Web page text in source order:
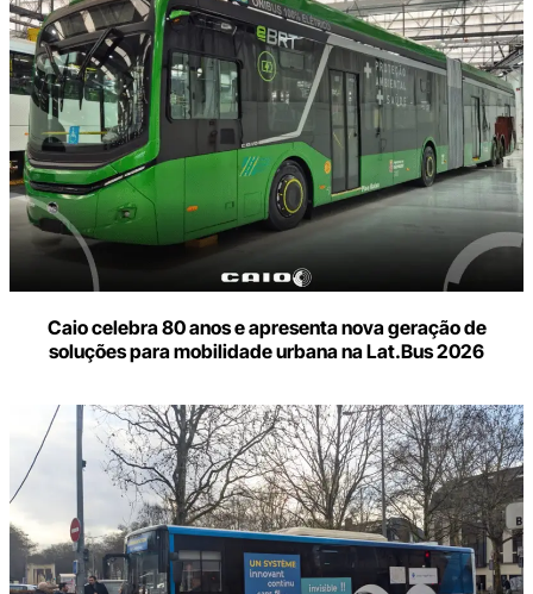
Caio celebra 80 anos e apresenta nova geração de
soluções para mobilidade urbana na Lat.Bus 2026